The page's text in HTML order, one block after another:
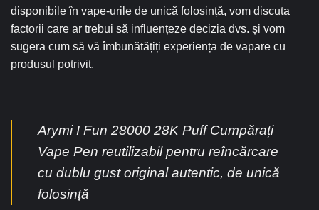
disponibile în vape-urile de unică folosință, vom discuta
factorii care ar trebui să influențeze decizia dvs. și vom
sugera cum să vă îmbunătățiți experiența de vapare cu
produsul potrivit.
Arymi I Fun 28000 28K Puff Cumpărați
Vape Pen reutilizabil pentru reîncărcare
cu dublu gust original autentic, de unică
folosință